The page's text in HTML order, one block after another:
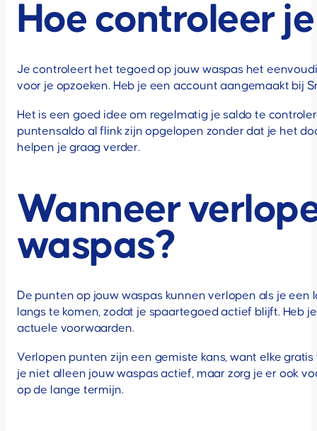
Hoe controleer
Je controleert het tegoed op jouw waspas het
voor je opzoeken. Heb je een account aangemaakt bij
Het is een goed idee om regelmatig je saldo te
puntensaldo al flink zijn opgelopen zonder dat je het
helpen je graag verder.
Wanneer
waspas?
De punten op jouw waspas kunnen verlopen als je
langs te komen, zodat je spaartegoed actief blijft. Heb
actuele voorwaarden.
Verlopen punten zijn een gemiste kans, want elke
je niet alleen jouw waspas actief, maar zorg je er ook
op de lange termijn.